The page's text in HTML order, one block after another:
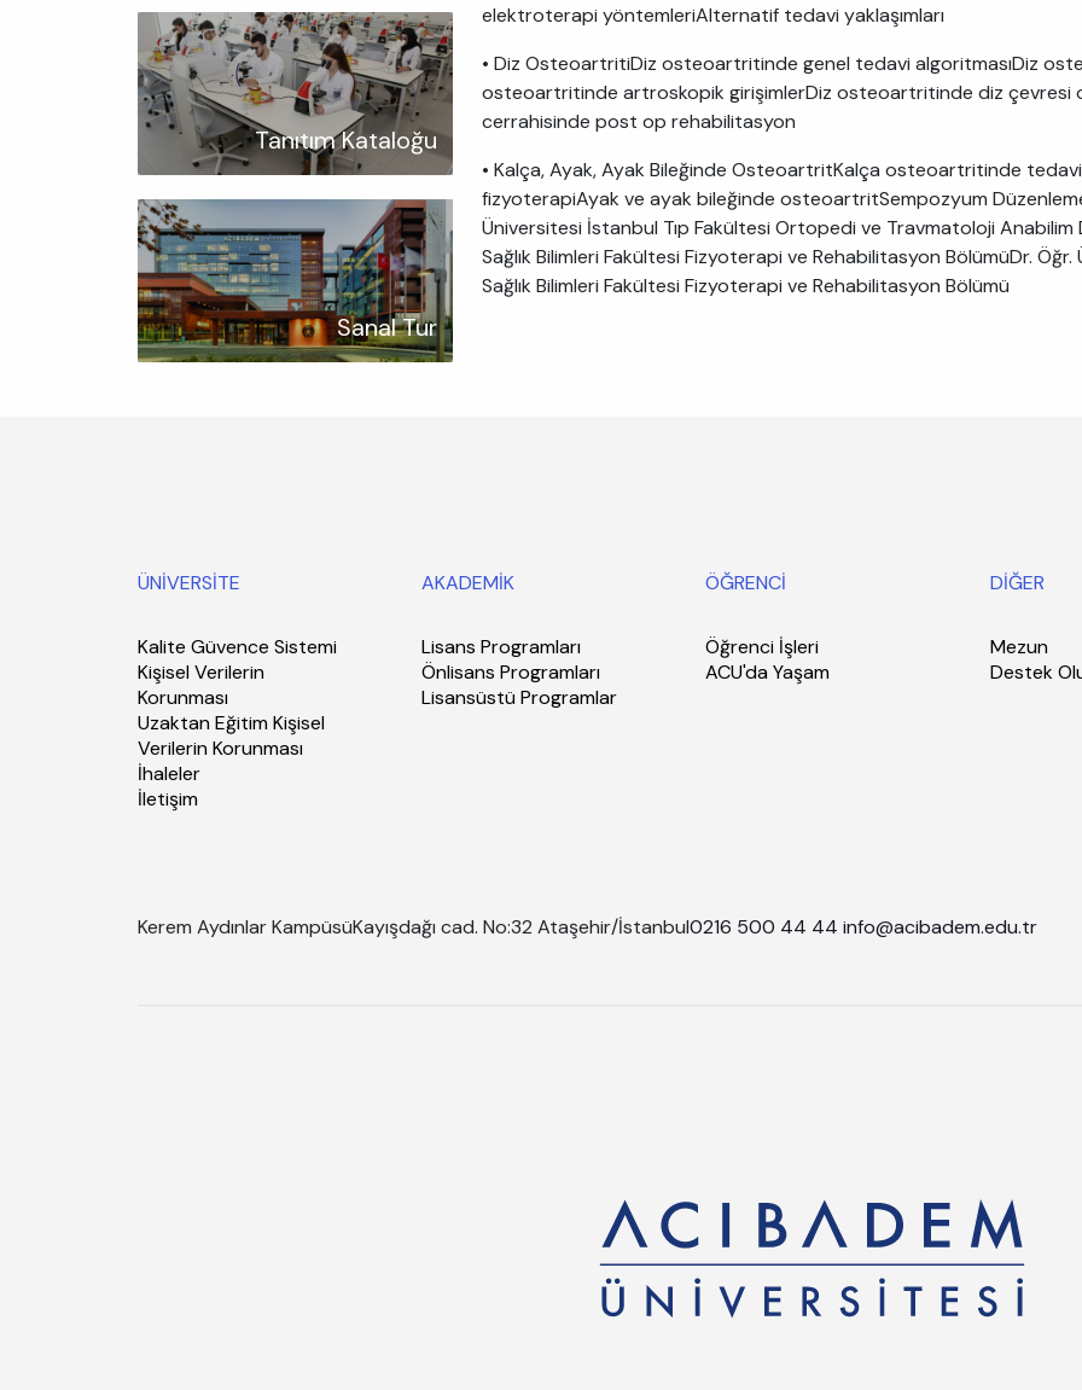
Tanıtım Kataloğu
Sanal Tur
elektroterapi yöntemleriAlternatif tedavi yaklaşımları
• Diz OsteoartritiDiz osteoartritinde genel tedavi algoritmasıDiz
osteoartritinde artroskopik girişimlerDiz osteoartritinde diz
cerrahisinde post op rehabilitasyon
• Kalça, Ayak, Ayak Bileğinde OsteoartritKalça osteoartritinde
fizyoterapiAyak ve ayak bileğinde osteoartritSempozyum Düzenleme
Üniversitesi İstanbul Tıp Fakültesi Ortopedi ve Travmatoloji Anabilim
Sağlık Bilimleri Fakültesi Fizyoterapi ve Rehabilitasyon BölümüDr.
Sağlık Bilimleri Fakültesi Fizyoterapi ve Rehabilitasyon Bölümü
ÜNİVERSİTE
Kalite Güvence Sistemi
Kişisel Verilerin
Korunması
Uzaktan Eğitim Kişisel
Verilerin Korunması
İhaleler
İletişim
AKADEMİK
Lisans Programları
Önlisans Programları
Lisansüstü Programlar
ÖĞRENCİ
Öğrenci İşleri
ACU'da Yaşam
DİĞER
Mezun
Destek
Kerem Aydınlar KampüsüKayışdağı cad. No:32 Ataşehir/İstanbul0216 500 44 44 info@acibadem.edu.tr